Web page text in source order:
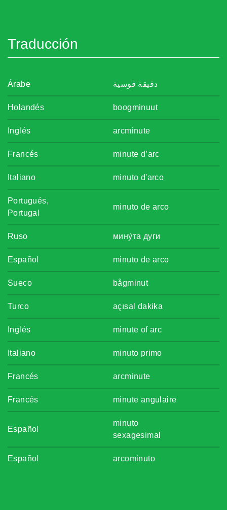
Traducción
Árabe دقيقة قوسية
Holandés boogminuut
Inglés arcminute
Francés minute d’arc
Italiano minuto d'arco
Portugués,
Portugal
minuto de arco
Ruso мину́та дуги
Español minuto de arco
Sueco bågminut
Turco açısal dakika
Inglés minute of arc
Italiano minuto primo
Francés arcminute
Francés minute angulaire
Español
minuto
sexagesimal
Español arcominuto